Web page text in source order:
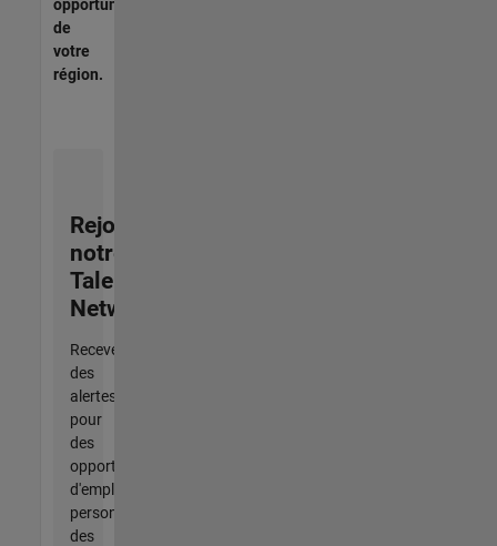
opportunités
de
votre
région.
Rejoignez
notre
Talent
Network
Recevez
des
alertes
pour
des
opportunités
d'emploi
personnalisées,
des